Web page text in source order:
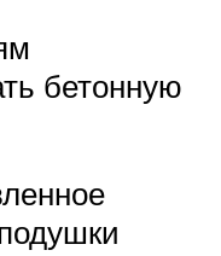
бетонную